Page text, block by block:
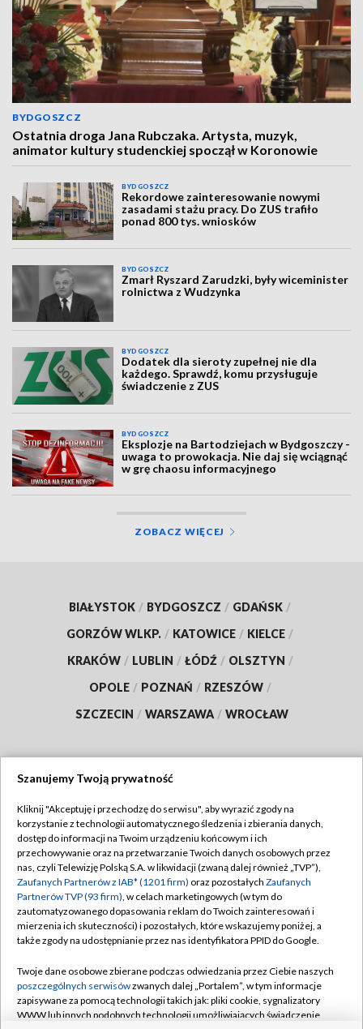
BYDGOSZCZ
Ostatnia droga Jana Rubczaka. Artysta, muzyk,
animator kultury studenckiej spoczął w Koronowie
BYDGOSZCZ
Rekordowe zainteresowanie nowymi
zasadami stażu pracy. Do ZUS trafiło
ponad 800 tys. wniosków
BYDGOSZCZ
Zmarł Ryszard Zarudzki, były wiceminister
rolnictwa z Wudzynka
BYDGOSZCZ
Dodatek dla sieroty zupełnej nie dla
każdego. Sprawdź, komu przysługuje
świadczenie z ZUS
BYDGOSZCZ
Eksplozje na Bartodziejach w Bydgoszczy -
uwaga to prowokacja. Nie daj się wciągnąć
w grę chaosu informacyjnego
ZOBACZ WIĘCEJ
BIAŁYSTOK / BYDGOSZCZ / GDAŃSK /
GORZÓW WLKP. / KATOWICE / KIELCE /
KRAKÓW / LUBLIN / ŁÓDŹ / OLSZTYN /
OPOLE / POZNAŃ / RZESZÓW /
SZCZECIN / WARSZAWA / WROCŁAW
TVP
Abonament TVP
Emisja w TVP
Centrum informacji TVP
Naziemna Telewizja Cyfrowa
Rada Programowa
System NOS
Regulamin TVP
Polityka prywatności
Moje zgody
Pomoc
Kontakt
Szanujemy Twoją prywatność
Kliknij "Akceptuję i przechodzę do serwisu", aby wyrazić zgody na
korzystanie z technologii automatycznego śledzenia i zbierania danych,
dostęp do informacji na Twoim urządzeniu końcowym i ich
przechowywanie oraz na przetwarzanie Twoich danych osobowych przez
nas, czyli Telewizję Polską S.A. w likwidacji (zwaną dalej również „TVP”),
Zaufanych Partnerów z IAB* (1201 firm) oraz pozostałych Zaufanych
Partnerów TVP (93 firm), w celach marketingowych (w tym do
zautomatyzowanego dopasowania reklam do Twoich zainteresowań i
mierzenia ich skuteczności) i pozostałych, które wskazujemy poniżej, a
także zgody na udostępnianie przez nas identyfikatora PPID do Google.
Twoje dane osobowe zbierane podczas odwiedzania przez Ciebie naszych
poszczególnych serwisówzwanych dalej „Portalem”, w tym informacje
zapisywane za pomocą technologii takich jak: pliki cookie, sygnalizatory
WWW lub innych podobnych technologii umożliwiających świadczenie